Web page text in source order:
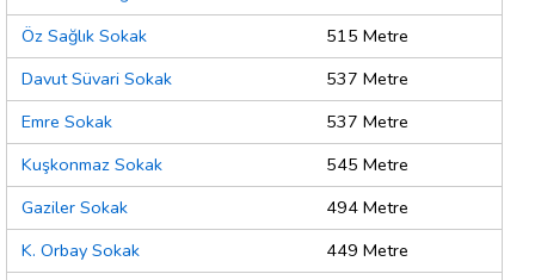
Öz Sağlık Sokak
515 Metre
Davut Süvari Sokak
537 Metre
Emre Sokak
537 Metre
Kuşkonmaz Sokak
545 Metre
Gaziler Sokak
494 Metre
K. Orbay Sokak
449 Metre